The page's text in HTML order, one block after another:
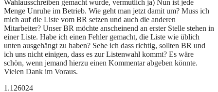
Wahlausschreiben gemacht wurde, vermutlich ja) Nun ist jede
Menge Unruhe im Betrieb. Wie geht man jetzt damit um? Muss ich
mich auf die Liste vom BR setzen und auch die anderen
Mitarbeiter? Unser BR möchte anscheinend an erster Stelle stehen in
einer Liste. Habe ich einen Fehler gemacht, die Liste wie üblich
unten ausgehängt zu haben? Sehe ich dass richtig, sollten BR und
ich uns nicht einigen, dass es zur Listenwahl kommt? Es wäre
schön, wenn jemand hierzu einen Kommentar abgeben könnte.
Vielen Dank im Voraus.
1.126024